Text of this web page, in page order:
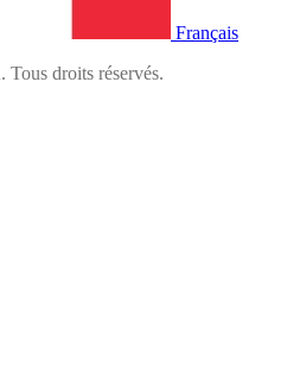
Français
droits réservés.